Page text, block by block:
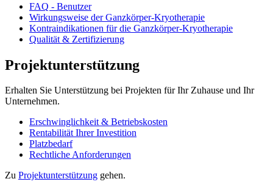
FAQ - Benutzer
Wirkungsweise der Ganzkörper-Kryotherapie
Kontraindikationen für die Ganzkörper-Kryotherapie
Qualität & Zertifizierung
Projektunterstützung
Erhalten Sie Unterstützung bei Projekten für Ihr Zuhause und Ihr
Unternehmen.
Erschwinglichkeit & Betriebskosten
Rentabilität Ihrer Investition
Platzbedarf
Rechtliche Anforderungen
Zu Projektunterstützung gehen.